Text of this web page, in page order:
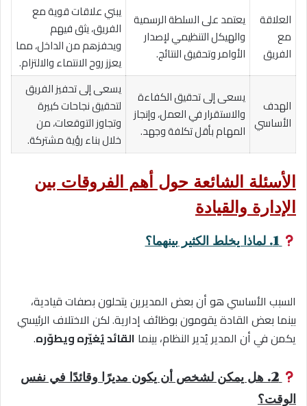
العلاقة
مع
الفريق
يعتمد على السلطة الرسمية
والهيكل التنظيمي لإصدار
الأوامر وتحقيق النتائج.
يبني علاقات قوية مع
الفريق، يثق فيهم
ويحفزهم من الداخل، مما
يعزز روح الانتماء والالتزام.
الهدف
الأساسي
يسعى إلى تحقيق الكفاءة
والاستقرار في العمل، وإنجاز
المهام بأقل تكلفة وجهد.
يسعى إلى تحفيز الفريق
لتحقيق نجاحات كبيرة
وتجاوز التوقعات، من
خلال بناء رؤية مشتركة.
الأسئلة الشائعة حول أهم الفروقات بين
الإدارة والقيادة
1. لماذا يخلط الكثير بينهما؟
السبب الأساسي هو أن بعض المديرين يتحلون بصفات قيادية،
بينما بعض القادة يقومون بوظائف إدارية. لكن الاختلاف الرئيسي
يكمن في أن المدير يُدير النظام، بينما القائد يُغيّره ويطوّره.
2. هل يمكن لشخص أن يكون مديرًا وقائدًا في نفس
الوقت؟